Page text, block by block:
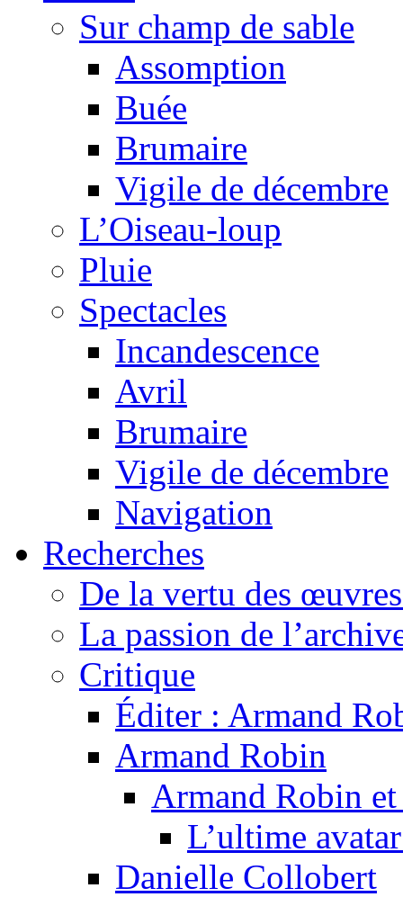
Sur champ de sable
Assomption
Buée
Brumaire
Vigile de décembre
L’Oiseau-loup
Pluie
Spectacles
Incandescence
Avril
Brumaire
Vigile de décembre
Navigation
Recherches
De la vertu des
La passion de
Critique
Éditer : Armand
Armand Robin
Armand Robin
L’ultime
Danielle Collobert